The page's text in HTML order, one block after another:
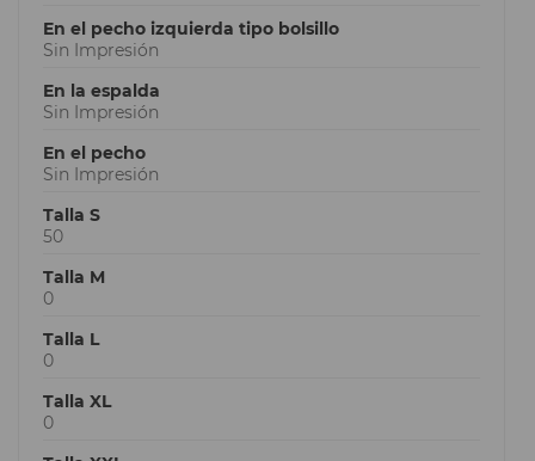
En el pecho izquierda tipo bolsillo
Sin Impresión
En la espalda
Sin Impresión
En el pecho
Sin Impresión
Talla S
50
Talla M
0
Talla L
0
Talla XL
0